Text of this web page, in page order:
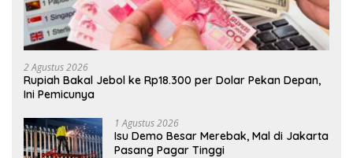
2 Agustus 2026
Rupiah Bakal Jebol ke Rp18.300 per Dolar Pekan Depan,
Ini Pemicunya
1 Agustus 2026
Isu Demo Besar Merebak, Mal di Jakarta
Pasang Pagar Tinggi